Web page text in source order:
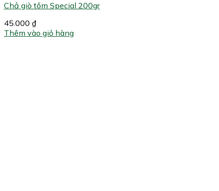
Chả giò tôm Special 200gr
45.000 ₫
Thêm vào giỏ hàng